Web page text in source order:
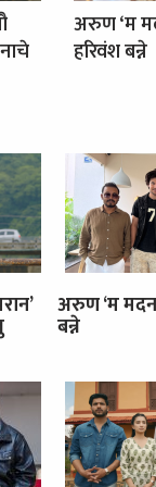
अरुण ‘म
हरिवंश बन्ने
अरुण ‘म
बन्ने